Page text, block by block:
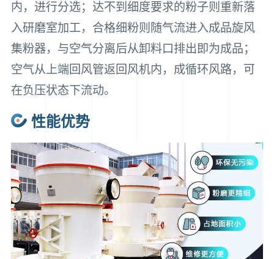
内，进行分选；达不到细度要求的粉子则重新落
入研磨室加工，合格细粉则随气流进入成品旋风
集粉器，与空气分离后从卸料口排出即为成品；
空气从上端回风管返回风机内，成循环风路，可
在负压状态下流动。
性能优势